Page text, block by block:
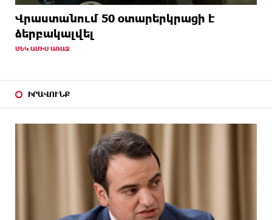
Վրաստանում 50 օտարերկրացի է
ձերբակալվել
ՄԵԿ ԱՄԻՍ ԱՌԱՋ
ԻՐԱՎՈՒՆՔ